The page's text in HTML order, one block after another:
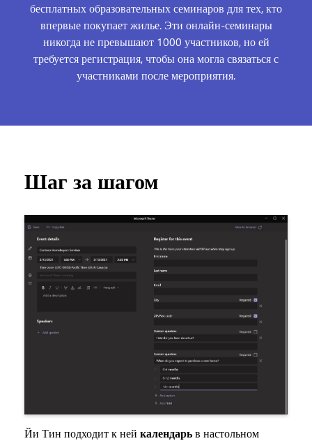
бесплатных образовательных семинаров для тех, кто
впервые покупает жилье. Эти онлайн-семинары
никогда не превышают 1000 участников, но ей
требуется регистрация, чтобы она могла связаться с
участниками после мероприятия.
Шаг за шагом
Йи Тин подходит к ней календарьв настольном